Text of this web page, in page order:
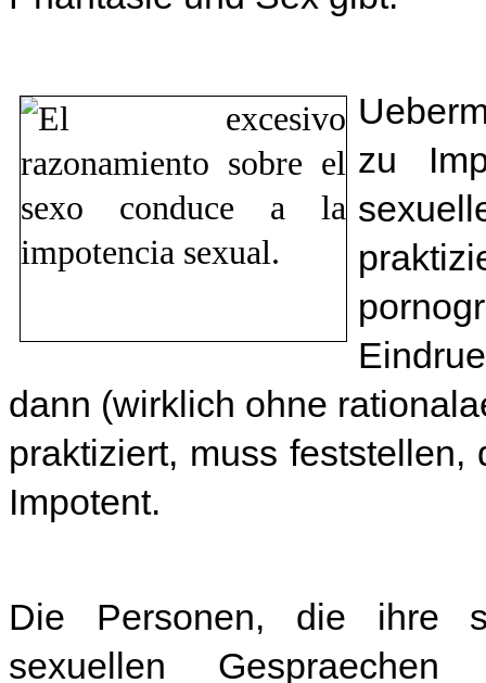
zu
dann (wirklich ohne
praktiziert, muss
Impotent.
Die Personen, die ihre
sexuellen